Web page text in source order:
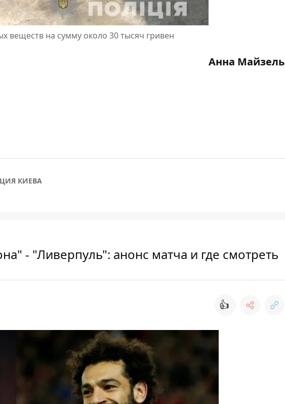
веществ на сумму около 30 тысяч гривен
Анна Майзель
КИЕВА
- "Ливерпуль": анонс матча и где смотреть
👍